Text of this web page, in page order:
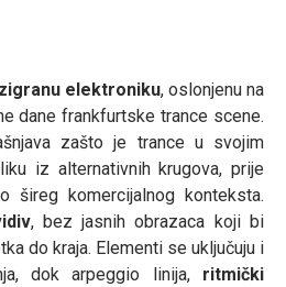
elektroniku, oslonjenu na
dane frankfurtske trance scene.
zašto je trance u svojim
iz alternativnih krugova, prije
komercijalnog konteksta.
, bez jasnih obrazaca koji bi
do kraja. Elementi se uključuju i
dok arpeggio linija, ritmički